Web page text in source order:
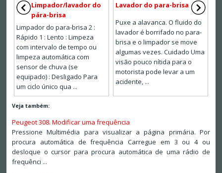
Limpador/lavador do
pára-brisa
Limpador do para-brisa 2 :
Rápido 1 : Lento : Limpeza
com intervalo de tempo ou
limpeza automática com
sensor de chuva (se
equipado) : Desligado Para
um ciclo único qua ...
Lavador do para-brisa
Puxe a alavanca. O fluido do
lavador é borrifado no para-
brisa e o limpador se move
algumas vezes. Cuidado Uma
visão pouco nítida para o
motorista pode levar a um
acidente, ...
Veja também:
Peugeot 308. Modificar uma frequência
Pressione Multimédia para visualizar a página primária. Por
procura automática de frequência Carregue em 3 ou 4 ou
desloque o cursor para procura automática de uma rádio de
frequênci ...